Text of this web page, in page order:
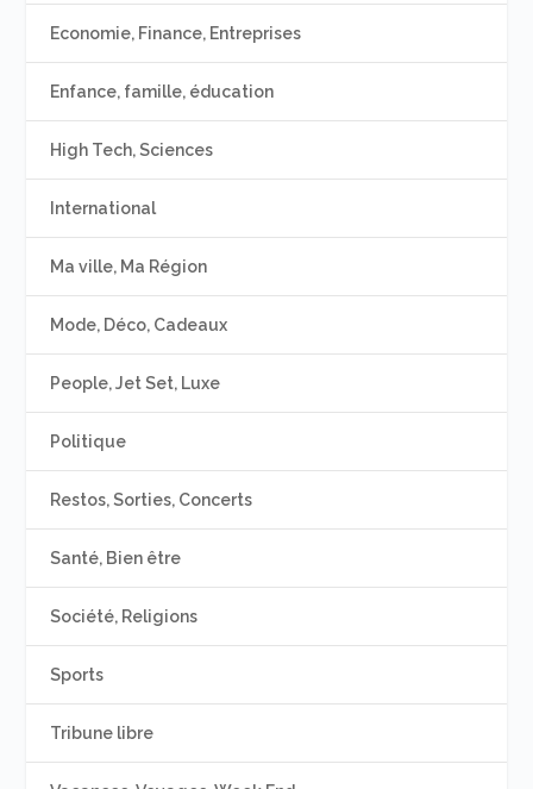
Economie, Finance, Entreprises
Enfance, famille, éducation
High Tech, Sciences
International
Ma ville, Ma Région
Mode, Déco, Cadeaux
People, Jet Set, Luxe
Politique
Restos, Sorties, Concerts
Santé, Bien être
Société, Religions
Sports
Tribune libre